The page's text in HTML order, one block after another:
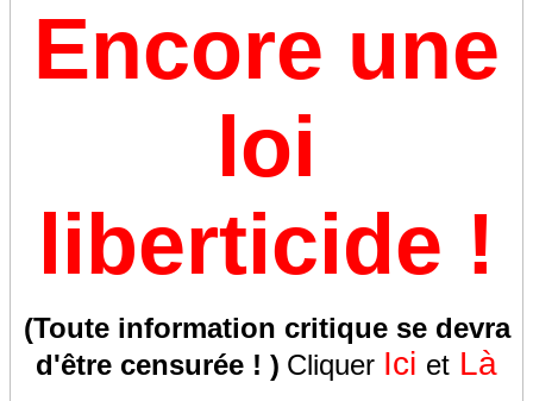
Encore une
loi
liberticide !
(Toute information critique se devra
d'être censurée ! ) Cliquer Ici et Là